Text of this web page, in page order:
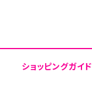
ショッピングガイド